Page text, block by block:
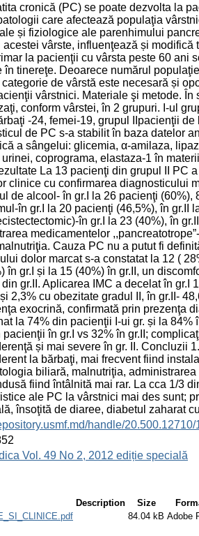
cronică (PC) se poate dezvolta la
care afectează populaţia
și fiziologice ale parenhimului
acestei vârste, influenţează și
la pacienţii cu vârsta peste 60 ani
în tinereţe. Deoarece numărul
de vârstă este necesară și
vârstnici. Materiale şi metode.
conform vârstei, în 2 grupuri. I-ul
-24, femei-19, grupul IIpacienţii
de PC s-a stabilit în baza datelor
a sângelui: glicemia, α-amilaza,
coprograma, elastaza-1 în
La 13 pacienţi din grupul II PC
clinice cu confirmarea diagnosticului
de alcool- în gr.I la 26 pacienţi
în gr.I la 20 pacienţi (46,5%), în
în gr.I la 23 (40%), în
medicamentelor
Cauza PC nu a putut fi
dolor marcat s-a constatat la 12 (
în gr.I și la 15 (40%) în gr.II, un
gr.II. Aplicarea IMC a decelat în
2,3% cu obezitate gradul II, în gr.II-
exocrină, confirmată prin prezenţa
la 74% din pacienţii I-ui gr. și la 84%
pacienţii în gr.I vs 32% în gr.II;
și mai severe în gr. II. Concluzii
la bărbaţi, mai frecvent fiind
biliară, malnutriţia,
fiind întâlnită mai rar. La cca 1/3
ale PC la vârstnici mai des sunt;
însoţită de diaree, diabetul zaharat
handle/20.500.12710/
Vol. 49 No 2, 2012 ediție specială
Description Size
84.04 kB Adobe